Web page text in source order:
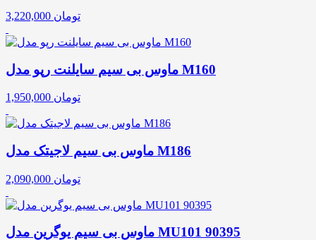
3,220,000 تومان
ماوس بی سیم سایلنت رپو مدل M160
1,950,000 تومان
ماوس بی سیم لاجیتک مدل M186
2,090,000 تومان
ماوس بی سیم یوگرین مدل MU101 90395